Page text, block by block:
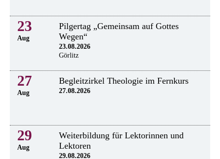
23
Aug
Pilgertag „Gemeinsam auf Gottes
Wegen“
23.08.2026
Görlitz
27
Aug
Begleitzirkel Theologie im Fernkurs
27.08.2026
29
Aug
Weiterbildung für Lektorinnen und
Lektoren
29.08.2026